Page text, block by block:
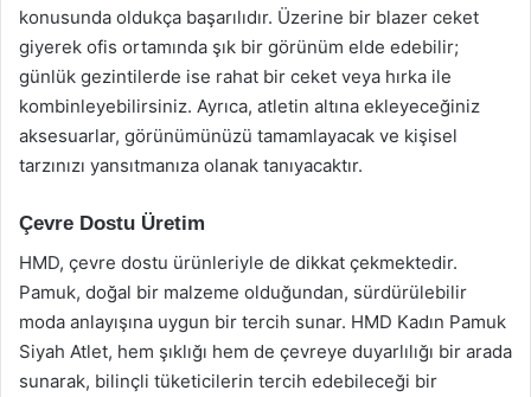
konusunda oldukça başarılıdır. Üzerine bir blazer ceket
giyerek ofis ortamında şık bir görünüm elde edebilir;
günlük gezintilerde ise rahat bir ceket veya hırka ile
kombinleyebilirsiniz. Ayrıca, atletin altına ekleyeceğiniz
aksesuarlar, görünümünüzü tamamlayacak ve kişisel
tarzınızı yansıtmanıza olanak tanıyacaktır.
Çevre Dostu Üretim
HMD, çevre dostu ürünleriyle de dikkat çekmektedir.
Pamuk, doğal bir malzeme olduğundan, sürdürülebilir
moda anlayışına uygun bir tercih sunar. HMD Kadın Pamuk
Siyah Atlet, hem şıklığı hem de çevreye duyarlılığı bir arada
sunarak, bilinçli tüketicilerin tercih edebileceği bir